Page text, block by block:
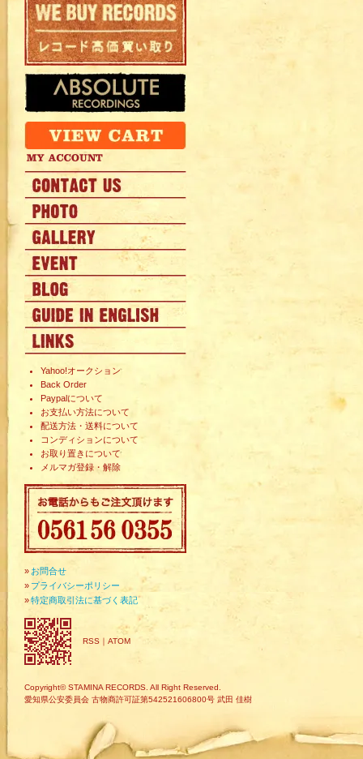
Yahoo!オークション
Back Order
Paypalについて
お支払い方法について
配送方法・送料について
コンディションについて
お取り置きについて
メルマガ登録・解除
» お問合せ
» プライバシーポリシー
»特定商取引法に基づく表記
RSS ｜ ATOM
Copyright© STAMINA RECORDS. All Right Reserved.
愛知県公安委員会 古物商許可証第542521606800号 武田 佳樹